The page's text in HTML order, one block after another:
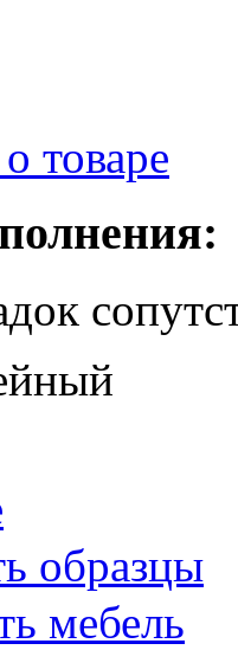
товаре
образцы
мебель